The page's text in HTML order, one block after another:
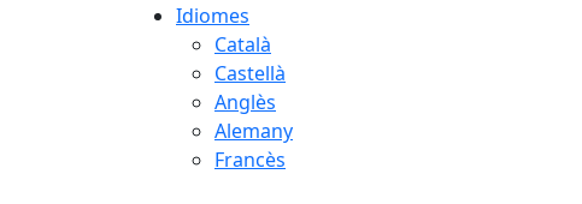
Idiomes
Català
Castellà
Anglès
Alemany
Francès